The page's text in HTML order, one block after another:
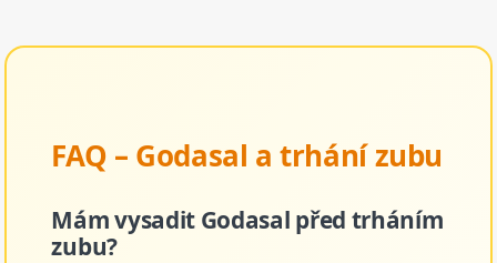
FAQ – Godasal a trhání zubu
Mám vysadit Godasal před trháním
zubu?